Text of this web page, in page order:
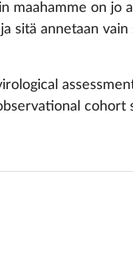
maahamme on jo
sitä annetaan
cohort